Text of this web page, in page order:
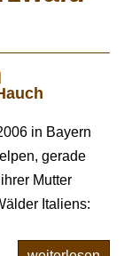
in Bayern
gerade
Mutter
Italiens: